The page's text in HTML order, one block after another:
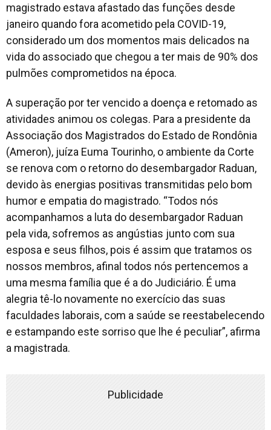
magistrado estava afastado das funções desde
janeiro quando fora acometido pela COVID-19,
considerado um dos momentos mais delicados na
vida do associado que chegou a ter mais de 90% dos
pulmões comprometidos na época.
A superação por ter vencido a doença e retomado as
atividades animou os colegas. Para a presidente da
Associação dos Magistrados do Estado de Rondônia
(Ameron), juíza Euma Tourinho, o ambiente da Corte
se renova com o retorno do desembargador Raduan,
devido às energias positivas transmitidas pelo bom
humor e empatia do magistrado. “Todos nós
acompanhamos a luta do desembargador Raduan
pela vida, sofremos as angústias junto com sua
esposa e seus filhos, pois é assim que tratamos os
nossos membros, afinal todos nós pertencemos a
uma mesma família que é a do Judiciário. É uma
alegria tê-lo novamente no exercício das suas
faculdades laborais, com a saúde se reestabelecendo
e estampando este sorriso que lhe é peculiar”, afirma
a magistrada.
Publicidade